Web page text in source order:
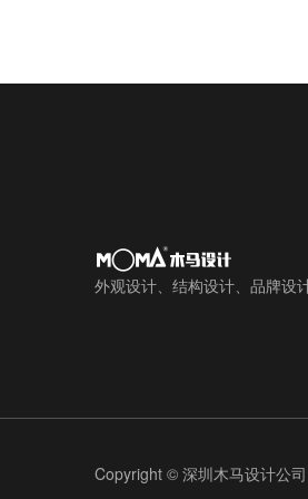
外观设计、结构设计、品牌设
Copyright © 深圳木马设计公